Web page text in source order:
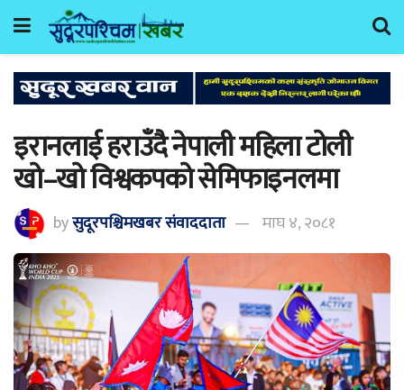
इरानलाई हराउँदै नेपाली महिला टोली
खो–खो विश्वकपको सेमिफाइनलमा
byसुदूरपश्चिमखबर संंवाददाता माघ ४, २०८१